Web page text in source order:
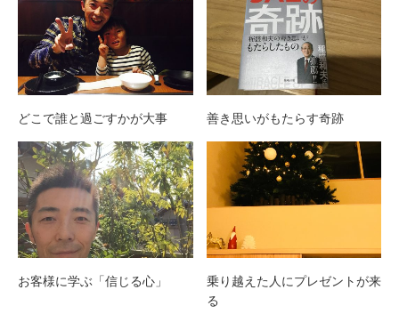
どこで誰と過ごすかが大事 善き思いがもたらす奇跡
お客様に学ぶ「信じる心」
乗り越えた人にプレゼントが来
る